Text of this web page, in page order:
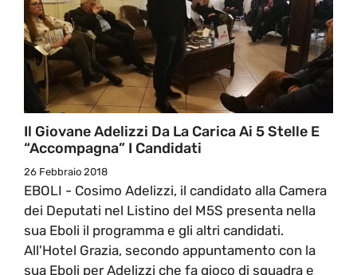
Il Giovane Adelizzi Da La Carica Ai 5 Stelle E
“accompagna” I Candidati
26 Febbraio 2018
EBOLI - Cosimo Adelizzi, il candidato alla Camera
dei Deputati nel Listino del M5S presenta nella
sua Eboli il programma e gli altri candidati.
All'Hotel Grazia, secondo appuntamento con la
sua Eboli per Adelizzi che fa gioco di squadra e